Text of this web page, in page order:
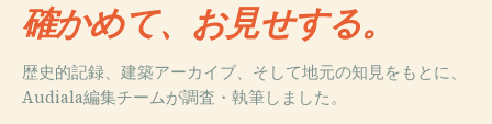
確かめて、お見せする。
歴史的記録、建築アーカイブ、そして地元の知見をもとに、
Audiala編集チームが調査・執筆しました。